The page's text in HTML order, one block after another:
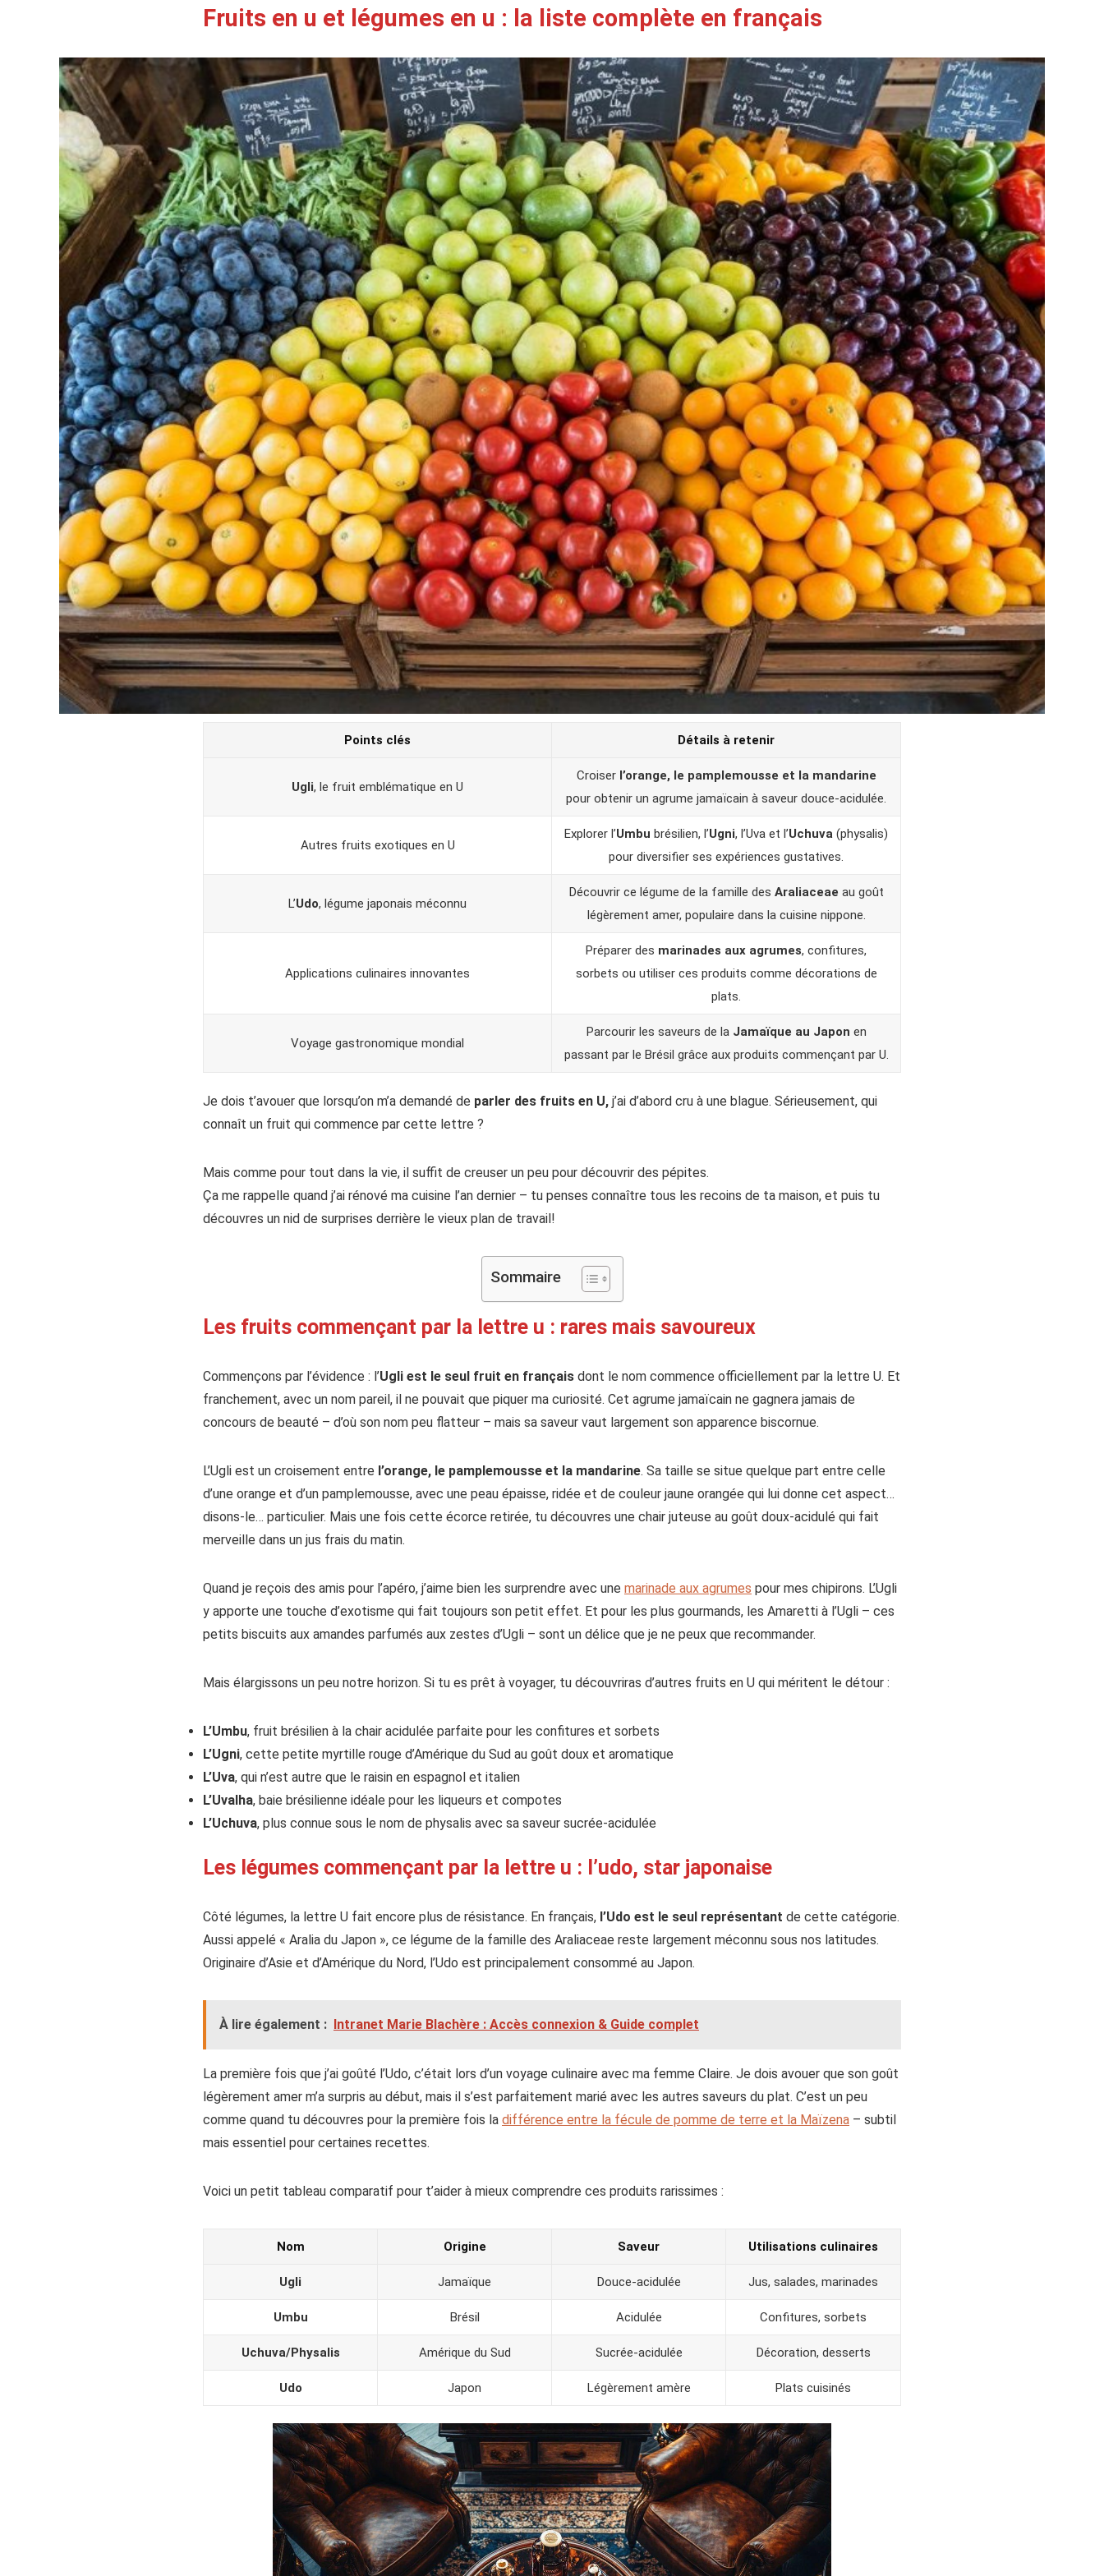
Fruits en u et légumes en u : la liste complète en français
Points clés Détails à retenir
Ugli, le fruit emblématique en U
Croiser l’orange, le pamplemousse et la mandarine
pour obtenir un agrume jamaïcain à saveur douce-acidulée.
Autres fruits exotiques en U
Explorer l’Umbu brésilien, l’Ugni, l’Uva et l’Uchuva (physalis)
pour diversifier ses expériences gustatives.
L’Udo, légume japonais méconnu
Découvrir ce légume de la famille des Araliaceae au goût
légèrement amer, populaire dans la cuisine nippone.
Applications culinaires innovantes
Préparer des marinades aux agrumes, confitures,
sorbets ou utiliser ces produits comme décorations de
plats.
Voyage gastronomique mondial
Parcourir les saveurs de la Jamaïque au Japon en
passant par le Brésil grâce aux produits commençant par U.
Je dois t’avouer que lorsqu’on m’a demandé de parler des fruits en U, j’ai d’abord cru à une blague. Sérieusement, qui
connaît un fruit qui commence par cette lettre ?
Mais comme pour tout dans la vie, il suffit de creuser un peu pour découvrir des pépites.
Ça me rappelle quand j’ai rénové ma cuisine l’an dernier – tu penses connaître tous les recoins de ta maison, et puis tu
découvres un nid de surprises derrière le vieux plan de travail!
Sommaire
Les fruits commençant par la lettre u : rares mais savoureux
Commençons par l’évidence : l’Ugli est le seul fruit en français dont le nom commence officiellement par la lettre U. Et
franchement, avec un nom pareil, il ne pouvait que piquer ma curiosité. Cet agrume jamaïcain ne gagnera jamais de
concours de beauté – d’où son nom peu flatteur – mais sa saveur vaut largement son apparence biscornue.
L’Ugli est un croisement entre l’orange, le pamplemousse et la mandarine. Sa taille se situe quelque part entre celle
d’une orange et d’un pamplemousse, avec une peau épaisse, ridée et de couleur jaune orangée qui lui donne cet aspect…
disons-le… particulier. Mais une fois cette écorce retirée, tu découvres une chair juteuse au goût doux-acidulé qui fait
merveille dans un jus frais du matin.
Quand je reçois des amis pour l’apéro, j’aime bien les surprendre avec une marinade aux agrumes pour mes chipirons. L’Ugli
y apporte une touche d’exotisme qui fait toujours son petit effet. Et pour les plus gourmands, les Amaretti à l’Ugli – ces
petits biscuits aux amandes parfumés aux zestes d’Ugli – sont un délice que je ne peux que recommander.
Mais élargissons un peu notre horizon. Si tu es prêt à voyager, tu découvriras d’autres fruits en U qui méritent le détour :
L’Umbu, fruit brésilien à la chair acidulée parfaite pour les confitures et sorbets
L’Ugni, cette petite myrtille rouge d’Amérique du Sud au goût doux et aromatique
L’Uva, qui n’est autre que le raisin en espagnol et italien
L’Uvalha, baie brésilienne idéale pour les liqueurs et compotes
L’Uchuva, plus connue sous le nom de physalis avec sa saveur sucrée-acidulée
Les légumes commençant par la lettre u : l’udo, star japonaise
Côté légumes, la lettre U fait encore plus de résistance. En français, l’Udo est le seul représentant de cette catégorie.
Aussi appelé « Aralia du Japon », ce légume de la famille des Araliaceae reste largement méconnu sous nos latitudes.
Originaire d’Asie et d’Amérique du Nord, l’Udo est principalement consommé au Japon.
À lire également : Intranet Marie Blachère : Accès connexion & Guide complet
La première fois que j’ai goûté l’Udo, c’était lors d’un voyage culinaire avec ma femme Claire. Je dois avouer que son goût
légèrement amer m’a surpris au début, mais il s’est parfaitement marié avec les autres saveurs du plat. C’est un peu
comme quand tu découvres pour la première fois la différence entre la fécule de pomme de terre et la Maïzena – subtil
mais essentiel pour certaines recettes.
Voici un petit tableau comparatif pour t’aider à mieux comprendre ces produits rarissimes :
Nom Origine Saveur Utilisations culinaires
Ugli Jamaïque Douce-acidulée Jus, salades, marinades
Umbu Brésil Acidulée Confitures, sorbets
Uchuva/Physalis Amérique du Sud Sucrée-acidulée Décoration, desserts
Udo Japon Légèrement amère Plats cuisinés